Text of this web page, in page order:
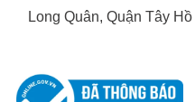
Long Quân, Quận Tây Hồ